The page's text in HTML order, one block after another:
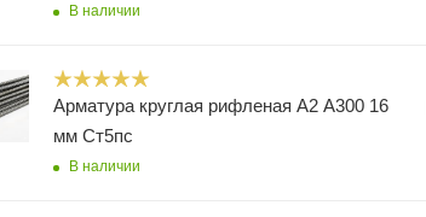
В наличии
Арматура круглая рифленая А2 А300 16
мм Ст5пс
В наличии